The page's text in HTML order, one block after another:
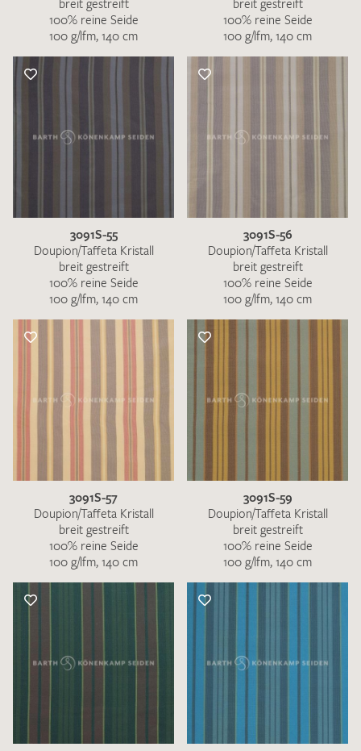
breit gestreift
100% reine Seide
100 g/lfm, 140 cm
breit gestreift
100% reine Seide
100 g/lfm, 140 cm
3091S-55
Doupion/Taffeta Kristall
breit gestreift
100% reine Seide
100 g/lfm, 140 cm
3091S-56
Doupion/Taffeta Kristall
breit gestreift
100% reine Seide
100 g/lfm, 140 cm
3091S-57
Doupion/Taffeta Kristall
breit gestreift
100% reine Seide
100 g/lfm, 140 cm
3091S-59
Doupion/Taffeta Kristall
breit gestreift
100% reine Seide
100 g/lfm, 140 cm